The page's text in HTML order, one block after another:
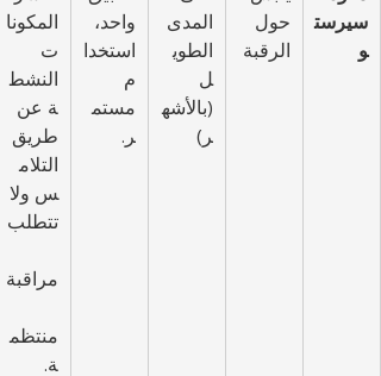
سيرست
و
حول
الرقبة
المدى
الطوي
ل
(بالأشه
ر)
واحد،
استخدا
م
مستم
ر.
المكونا
ت
النشط
ة عن
طريق
التلام
س ولا
تتطلب
مراقبة
منتظم
ة.